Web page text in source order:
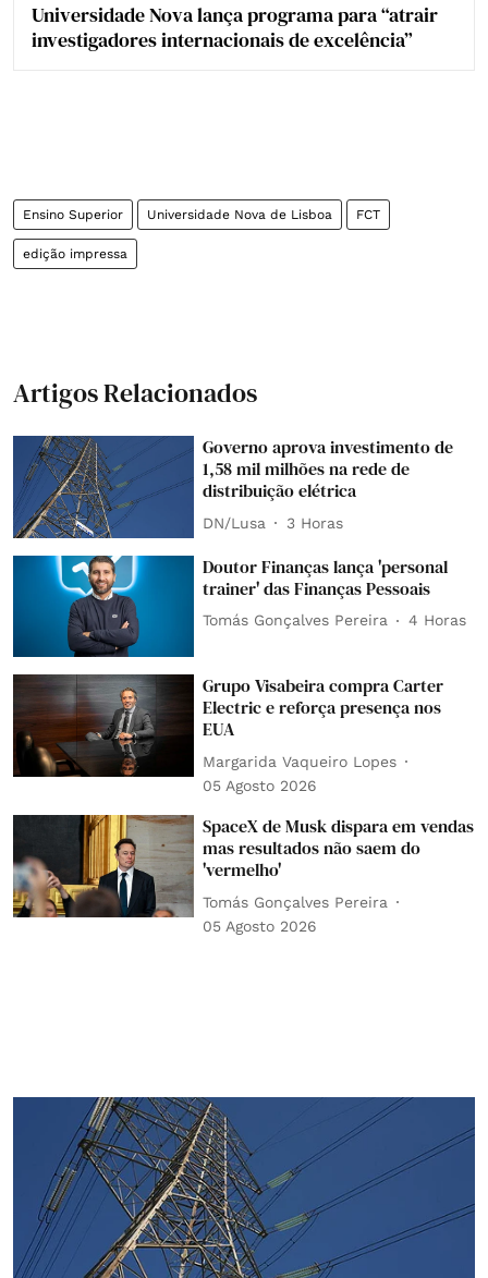
Universidade Nova lança programa para “atrair
investigadores internacionais de excelência”
Ensino Superior Universidade Nova de Lisboa FCT
edição impressa
Artigos Relacionados
Governo aprova investimento de
1,58 mil milhões na rede de
distribuição elétrica
DN/Lusa 3 Horas
Doutor Finanças lança 'personal
trainer' das Finanças Pessoais
Tomás Gonçalves Pereira 4 Horas
Grupo Visabeira compra Carter
Electric e reforça presença nos
EUA
Margarida Vaqueiro Lopes
05 Agosto 2026
SpaceX de Musk dispara em vendas
mas resultados não saem do
'vermelho'
Tomás Gonçalves Pereira
05 Agosto 2026